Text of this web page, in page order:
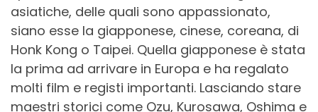
asiatiche, delle quali sono appassionato,
siano esse la giapponese, cinese, coreana, di
Honk Kong o Taipei. Quella giapponese è stata
la prima ad arrivare in Europa e ha regalato
molti film e registi importanti. Lasciando stare
maestri storici come Ozu, Kurosawa, Oshima e